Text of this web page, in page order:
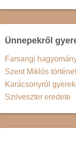
Ünnepekről
Farsangi
Szent Miklós
Karácsonyról
Szilveszter eredete